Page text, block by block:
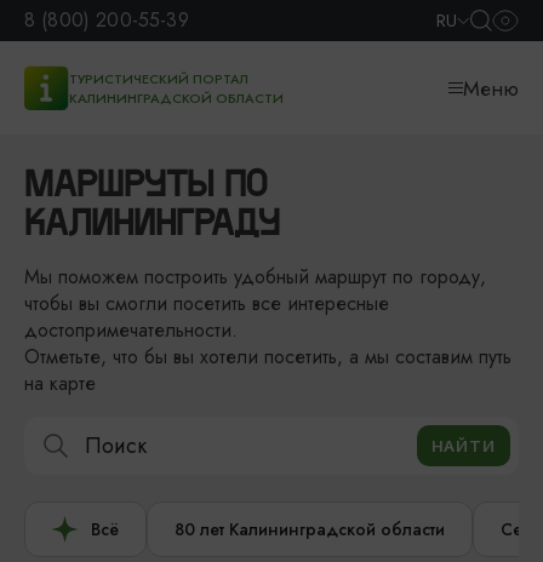
8 (800) 200-55-39 RU
ТУРИСТИЧЕСКИЙ ПОРТАЛ
КАЛИНИНГРАДСКОЙ ОБЛАСТИ
Меню
МАРШРУТЫ ПО
КАЛИНИНГРАДУ
Мы поможем построить удобный маршрут по городу,
чтобы вы смогли посетить все интересные
достопримечательности.
Отметьте, что бы вы хотели посетить, а мы составим путь
на карте
Всё 80 лет Калининградской области